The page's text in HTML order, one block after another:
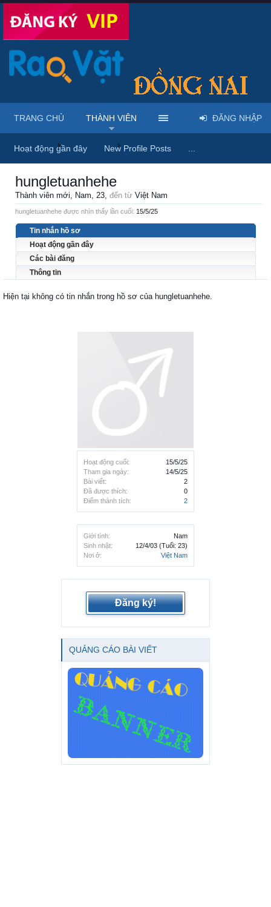
Trang chủ Thành viên hungletuanhehe
Hoạt động cuối:
15/5/25
Tham gia ngày:
14/5/25
Bài viết:
2
Đã được thích:
0
Điểm thành tích:
2
Giới tính:
Nam
Sinh nhật:
12/4/03 (Tuổi: 23)
Nơi ở:
Việt Nam
hungletuanhehe
Thành viên mới, Nam, 23, đến từ Việt Nam
hungletuanhehe được nhìn thấy lần cuối: 15/5/25
Tin nhắn hồ sơ
Hoạt động gần đây
Các bài đăng
Thông tin
Hiện tại không có tin nhắn trong hồ sơ của hungletuanhehe.
Đăng ký!
QUẢNG CÁO BÀI VIẾT
TRANG CHỦ THÀNH VIÊN
Hoạt động gần đây New Profile Posts
ĐĂNG NHẬP